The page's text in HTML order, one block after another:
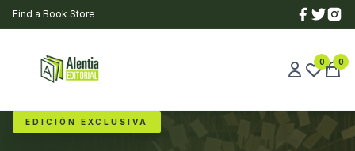
Find a Book Store
0 0
EDICIÓN EXCLUSIVA